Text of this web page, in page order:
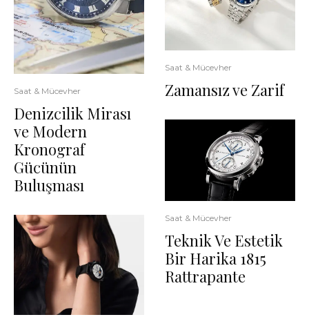
Saat & Mücevher
Denizcilik Mirası
ve Modern
Kronograf
Gücünün
Buluşması
Saat & Mücevher
Zamansız ve Zarif
Saat & Mücevher
Teknik Ve Estetik
Bir Harika 1815
Rattrapante